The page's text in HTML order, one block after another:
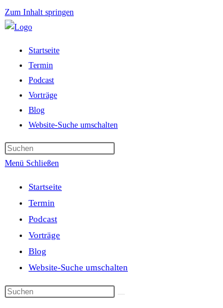
Zum Inhalt springen
Startseite
Termin
Podcast
Vorträge
Blog
Website-Suche umschalten
Menü Schließen
Startseite
Termin
Podcast
Vorträge
Blog
Website-Suche umschalten